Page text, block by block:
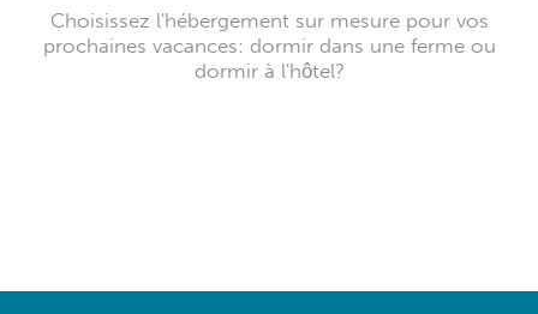
Choisissez l'hébergement sur mesure pour vos
prochaines vacances: dormir dans une ferme ou
dormir à l'hôtel?